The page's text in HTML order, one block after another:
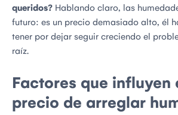
queridos? Hablando claro, las
futuro: es un precio demasiado alto, él
tener por dejar seguir creciendo el
raíz.
Factores que influyen
precio de arreglar